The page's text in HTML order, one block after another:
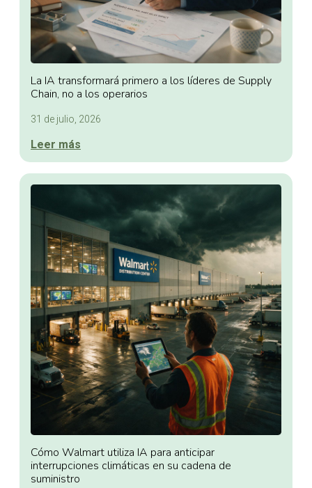
La IA transformará primero a los líderes de Supply
Chain, no a los operarios
31 de julio, 2026
Leer más
Cómo Walmart utiliza IA para anticipar
interrupciones climáticas en su cadena de
suministro